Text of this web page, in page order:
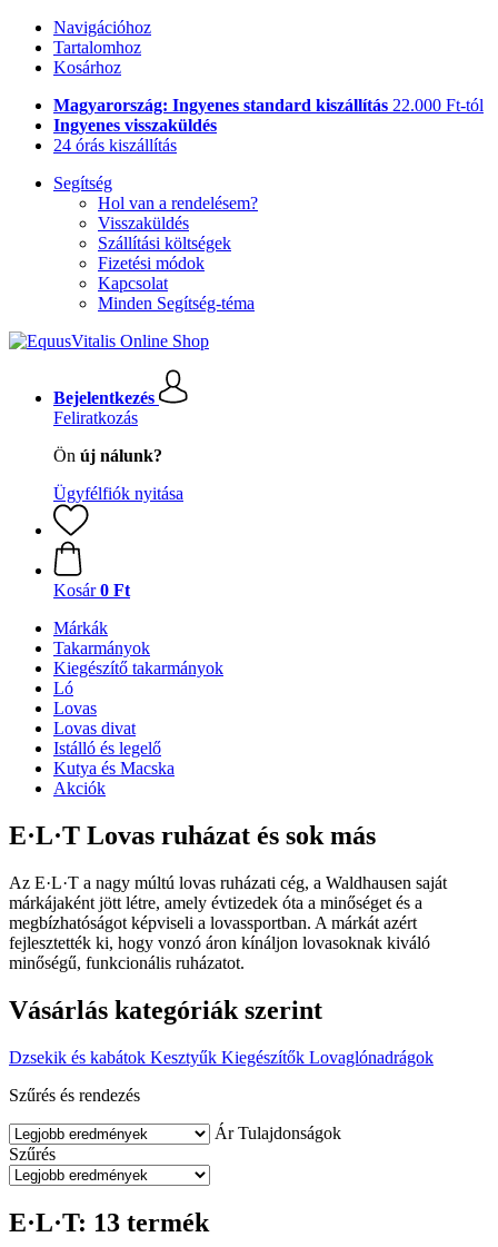
Navigációhoz
Tartalomhoz
Kosárhoz
Magyarország: Ingyenes standard kiszállítás 22.000 Ft-tól
Ingyenes visszaküldés
24 órás kiszállítás
Segítség
Hol van a rendelésem?
Visszaküldés
Szállítási költségek
Fizetési módok
Kapcsolat
Minden Segítség-téma
Bejelentkezés
Feliratkozás
Ön új nálunk?
Ügyfélfiók nyitása
Kosár 0 Ft
Márkák
Takarmányok
Kiegészítő takarmányok
Ló
Lovas
Lovas divat
Istálló és legelő
Kutya és Macska
Akciók
E·L·T Lovas ruházat és sok más
Az E·L·T a nagy múltú lovas ruházati cég, a Waldhausen saját
márkájaként jött létre, amely évtizedek óta a minőséget és a
megbízhatóságot képviseli a lovassportban. A márkát azért
fejlesztették ki, hogy vonzó áron kínáljon lovasoknak kiváló
minőségű, funkcionális ruházatot.
Vásárlás kategóriák szerint
Dzsekik és kabátok Kesztyűk Kiegészítők Lovaglónadrágok
Szűrés és rendezés
Ár Tulajdonságok
Szűrés
E·L·T: 13 termék